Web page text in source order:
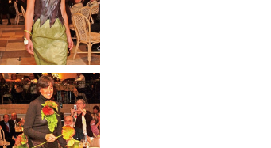
Grand Soir
242_l Namur – Une
Tournure pour
Félicien